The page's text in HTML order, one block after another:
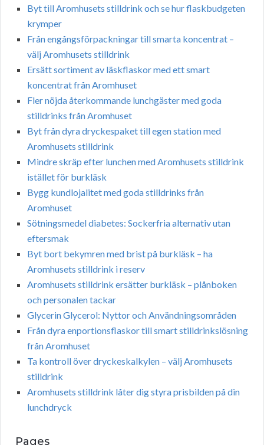
Byt till Aromhusets stilldrink och se hur flaskbudgeten
krymper
Från engångsförpackningar till smarta koncentrat –
välj Aromhusets stilldrink
Ersätt sortiment av läskflaskor med ett smart
koncentrat från Aromhuset
Fler nöjda återkommande lunchgäster med goda
stilldrinks från Aromhuset
Byt från dyra dryckespaket till egen station med
Aromhusets stilldrink
Mindre skräp efter lunchen med Aromhusets stilldrink
istället för burkläsk
Bygg kundlojalitet med goda stilldrinks från
Aromhuset
Sötningsmedel diabetes: Sockerfria alternativ utan
eftersmak
Byt bort bekymren med brist på burkläsk – ha
Aromhusets stilldrink i reserv
Aromhusets stilldrink ersätter burkläsk – plånboken
och personalen tackar
Glycerin Glycerol: Nyttor och Användningsområden
Från dyra enportionsflaskor till smart stilldrinkslösning
från Aromhuset
Ta kontroll över dryckeskalkylen – välj Aromhusets
stilldrink
Aromhusets stilldrink låter dig styra prisbilden på din
lunchdryck
Pages